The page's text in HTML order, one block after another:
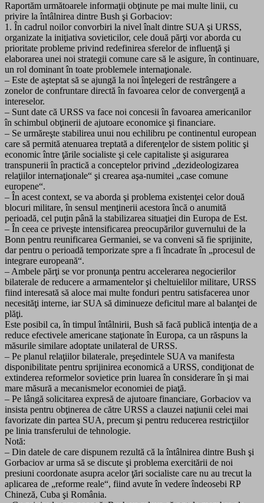
Raportăm următoarele informaţii obţinute pe mai multe linii, cu
privire la întâlnirea dintre Bush şi Gorbaciov:
1. În cadrul noilor convorbiri la nivel înalt dintre SUA şi URSS,
organizate la iniţiativa sovieticilor, cele două părţi vor aborda cu
prioritate probleme privind redefinirea sferelor de influenţă şi
elaborarea unei noi strategii comune care să le asigure, în continuare,
un rol dominant în toate problemele internaţionale.
– Este de aşteptat să se ajungă la noi înţelegeri de restrângere a
zonelor de confruntare directă în favoarea celor de convergenţă a
intereselor.
– Sunt date că URSS va face noi concesii în favoarea americanilor
în schimbul obţinerii de ajutoare economice şi financiare.
– Se urmăreşte stabilirea unui nou echilibru pe continentul european
care să permită atenuarea treptată a diferenţelor de sistem politic şi
economic între ţările socialiste şi cele capitaliste şi asigurarea
transpunerii în practică a conceptelor privind „dezideologizarea
relaţiilor internaţionale“ şi crearea aşa-numitei „case comune
europene“.
– În acest context, se va aborda şi problema existenţei celor două
blocuri militare, în sensul menţinerii acestora încă o anumită
perioadă, cel puţin până la stabilizarea situaţiei din Europa de Est.
– În ceea ce priveşte intensificarea preocupărilor guvernului de la
Bonn pentru reunificarea Germaniei, se va conveni să fie sprijinite,
dar pentru o perioadă temporizate spre a fi încadrate în „procesul de
integrare europeană“.
– Ambele părţi se vor pronunţa pentru accelerarea negocierilor
bilaterale de reducere a armamentelor şi cheltuielilor militare, URSS
fiind interesată să aloce mai multe fonduri pentru satisfacerea unor
necesităţi interne, iar SUA să diminueze deficitul mare al balanţei de
plăţi.
Este posibil ca, în timpul întâlnirii, Bush să facă publică intenţia de a
reduce efectivele americane staţionate în Europa, ca un răspuns la
măsurile similare adoptate unilateral de URSS.
– Pe planul relaţiilor bilaterale, preşedintele SUA va manifesta
disponibilitate pentru sprijinirea economică a URSS, condiţionat de
extinderea reformelor sovietice prin luarea în considerare în şi mai
mare măsură a mecanismelor economiei de piaţă.
– Pe lângă solicitarea expresă de ajutoare financiare, Gorbaciov va
insista pentru obţinerea de către URSS a clauzei naţiunii celei mai
favorizate din partea SUA, precum şi pentru reducerea restricţiilor
pe linia transferului de tehnologie.
Notă:
– Din datele de care dispunem rezultă că la întâlnirea dintre Bush şi
Gorbaciov ar urma să se discute şi problema exercitării de noi
presiuni coordonate asupra acelor ţări socialiste care nu au trecut la
aplicarea de „reforme reale“, fiind avute în vedere îndeosebi RP
Chineză, Cuba şi România.